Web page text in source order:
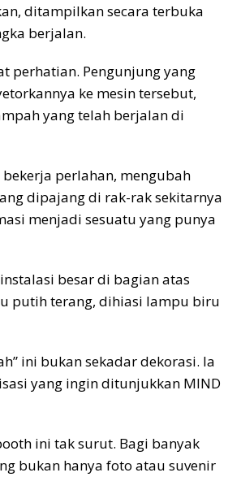
ditampilkan secara terbuka
berjalan.
perhatian. Pengunjung yang
ke mesin tersebut,
yang telah berjalan di
perlahan, mengubah
dipajang di rak-rak sekitarnya
menjadi sesuatu yang punya
besar di bagian atas
putih terang, dihiasi lampu biru
ini bukan sekadar dekorasi. Ia
yang ingin ditunjukkan MIND
ini tak surut. Bagi banyak
bukan hanya foto atau suvenir